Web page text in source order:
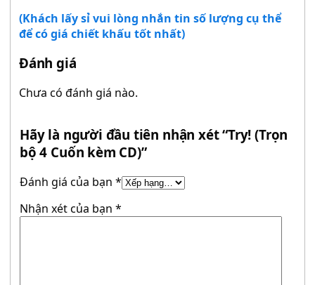
(Khách lấy sỉ vui lòng nhắn tin số lượng cụ thể
để có giá chiết khấu tốt nhất)
Đánh giá
Chưa có đánh giá nào.
Hãy là người đầu tiên nhận xét “Try! (Trọn
bộ 4 Cuốn kèm CD)”
Đánh giá của bạn *
Nhận xét của bạn *